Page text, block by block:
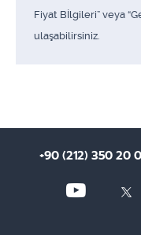
Fiyat Bİlgileri” veya
ulaşabilirsiniz.
+90 (212) 350 20